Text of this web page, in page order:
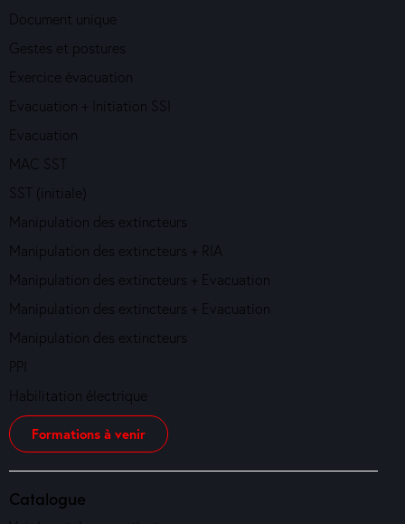
Document unique
Gestes et postures
Exercice évacuation
Evacuation + Initiation SSI
Evacuation
MAC SST
SST (initiale)
Manipulation des extincteurs
Manipulation des extincteurs + RIA
Manipulation des extincteurs + Evacuation
Manipulation des extincteurs + Evacuation
Manipulation des extincteurs
PPI
Habilitation électrique
Formations à venir
Catalogue